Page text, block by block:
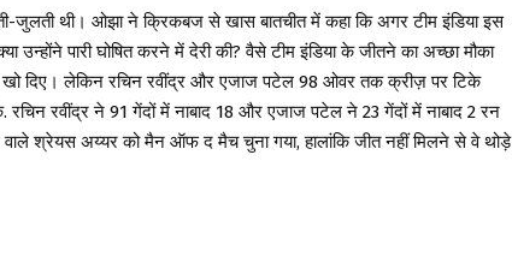
जुलती थी। ओझा ने क्रिकबज से खास बातचीत में कहा कि अगर टीम इंडिया इस
उन्होंने पारी घोषित करने में देरी की? वैसे टीम इंडिया के जीतने का अच्छा मौका
खो दिए। लेकिन रचिन रवींद्र और एजाज पटेल 98 ओवर तक क्रीज़ पर टिके
रवींद्र ने 91 गेंदों में नाबाद 18 और एजाज पटेल ने 23 गेंदों में नाबाद 2 रन
श्रेयस अय्यर को मैन ऑफ द मैच चुना गया, हालांकि जीत नहीं मिलने से वे थोड़े